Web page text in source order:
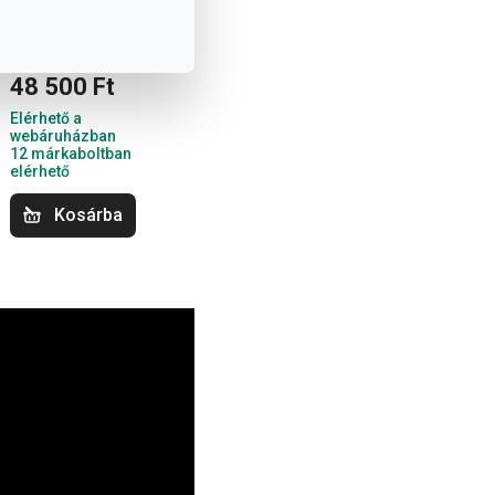
48 500 Ft
Elérhető a
webáruházban
12 márkaboltban
elérhető
Kosárba